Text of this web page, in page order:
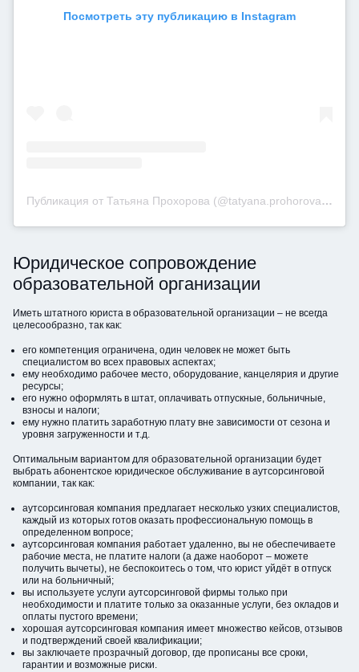
Посмотреть эту публикацию в Instagram
Публикация от Татьяна Прохорова (@tatyana.prohorova.dp)
Юридическое сопровождение
образовательной организации
Иметь штатного юриста в образовательной организации – не всегда
целесообразно, так как:
его компетенция ограничена, один человек не может быть
специалистом во всех правовых аспектах;
ему необходимо рабочее место, оборудование, канцелярия и другие
ресурсы;
его нужно оформлять в штат, оплачивать отпускные, больничные,
взносы и налоги;
ему нужно платить заработную плату вне зависимости от сезона и
уровня загруженности и т.д.
Оптимальным вариантом для образовательной организации будет
выбрать абонентское юридическое обслуживание в аутсорсинговой
компании, так как:
аутсорсинговая компания предлагает несколько узких специалистов,
каждый из которых готов оказать профессиональную помощь в
определенном вопросе;
аутсорсинговая компания работает удаленно, вы не обеспечиваете
рабочие места, не платите налоги (а даже наоборот – можете
получить вычеты), не беспокоитесь о том, что юрист уйдёт в отпуск
или на больничный;
вы используете услуги аутсорсинговой фирмы только при
необходимости и платите только за оказанные услуги, без окладов и
оплаты пустого времени;
хорошая аутсорсинговая компания имеет множество кейсов, отзывов
и подтверждений своей квалификации;
вы заключаете прозрачный договор, где прописаны все сроки,
гарантии и возможные риски.